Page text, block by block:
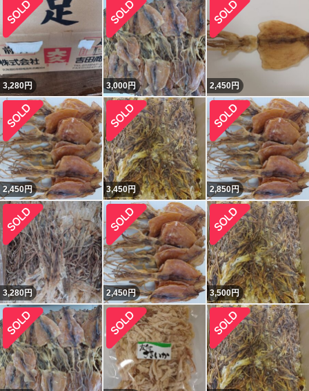
3,280円 3,000円 2,450円
2,450円 3,450円 2,850円
3,280円 2,450円 3,500円